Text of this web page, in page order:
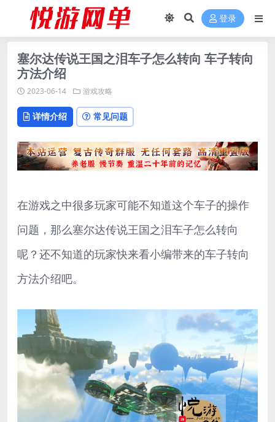
登录
塞尔达传说王国之泪车子怎么转向 车子转向
方法介绍
2023-06-14 游戏攻略
详情介绍 常见问题
在游戏之中很多玩家可能不知道这个车子的操作
问题，那么塞尔达传说王国之泪车子怎么转向
呢？还不知道的玩家快来看小编带来的车子转向
方法介绍吧。